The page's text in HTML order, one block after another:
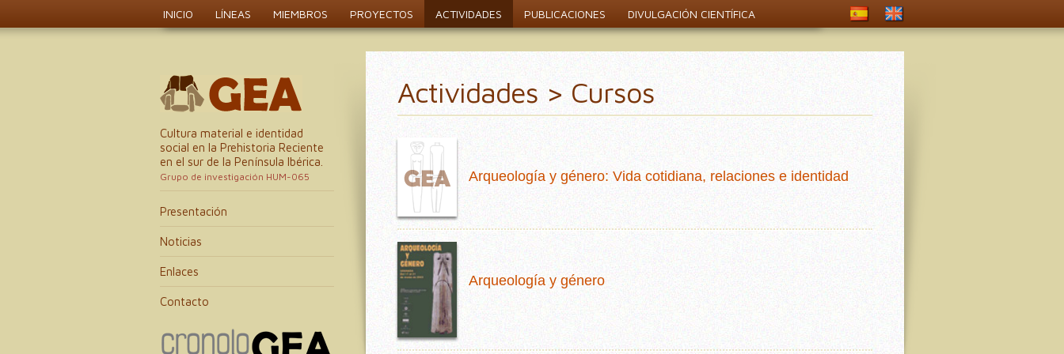
INICIO LÍNEAS MIEMBROS PROYECTOS ACTIVIDADES PUBLICACIONES DIVULGACIÓN CIENTÍFICA
Actividades > Cursos
Arqueología y género: Vida cotidiana, relaciones e identidad
Arqueología y género
Cultura material e identidad
social en la Prehistoria Reciente
en el sur de la Península Ibérica.
Grupo de investigación HUM-065
Presentación
Noticias
Enlaces
Contacto